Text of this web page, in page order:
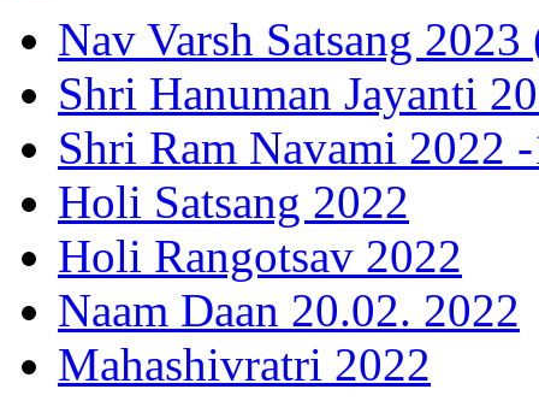
Nav Varsh Satsang 2023
Shri Hanuman Jayanti
Shri Ram Navami 2022
Holi Satsang 2022
Holi Rangotsav 2022
Naam Daan 20.02. 2022
Mahashivratri 2022